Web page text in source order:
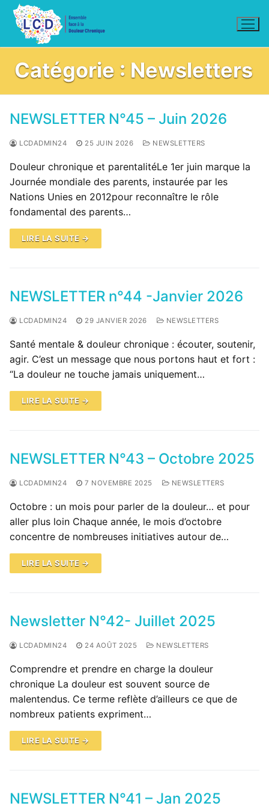
Aller
contenu
Catégorie : Newsletters
NEWSLETTER N°45 – Juin 2026
LCDADMIN24 25 JUIN 2026 NEWSLETTERS
Douleur chronique et parentalitéLe 1er juin marque la
Journée mondiale des parents, instaurée par les
Nations Unies en 2012pour reconnaître le rôle
fondamental des parents…
LIRE LA SUITE →
NEWSLETTER n°44 -Janvier 2026
LCDADMIN24 29 JANVIER 2026 NEWSLETTERS
Santé mentale & douleur chronique : écouter, soutenir,
agir. C’est un message que nous portons haut et fort :
“La douleur ne touche jamais uniquement…
LIRE LA SUITE →
NEWSLETTER N°43 – Octobre 2025
LCDADMIN24 7 NOVEMBRE 2025 NEWSLETTERS
Octobre : un mois pour parler de la douleur… et pour
aller plus loin Chaque année, le mois d’octobre
concentre de nombreuses initiatives autour de…
LIRE LA SUITE →
Newsletter N°42- Juillet 2025
LCDADMIN24 24 AOÛT 2025 NEWSLETTERS
Comprendre et prendre en charge la douleur
chronique La douleur est souvent source de
malentendus. Ce terme reflète d’ailleurs ce que de
nombreux patients expriment…
LIRE LA SUITE →
NEWSLETTER N°41 – Jan 2025